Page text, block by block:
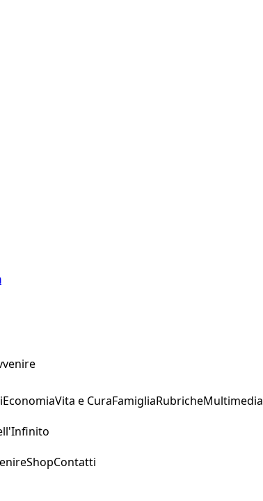
EconomiaVita e CuraFamigliaRubricheMultimedia
ShopContatti